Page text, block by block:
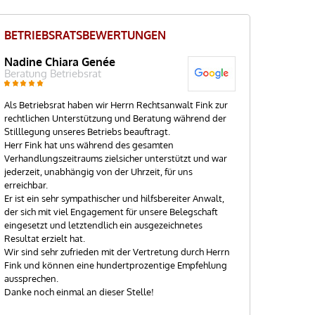
BETRIEBSRATSBEWERTUNGEN
Nadine Chiara Genée
Beratung Betriebsrat
Als Betriebsrat haben wir Herrn Rechtsanwalt Fink zur
rechtlichen Unterstützung und Beratung während der
Stilllegung unseres Betriebs beauftragt.
Herr Fink hat uns während des gesamten
Verhandlungszeitraums zielsicher unterstützt und war
jederzeit, unabhängig von der Uhrzeit, für uns
erreichbar.
Er ist ein sehr sympathischer und hilfsbereiter Anwalt,
der sich mit viel Engagement für unsere Belegschaft
eingesetzt und letztendlich ein ausgezeichnetes
Resultat erzielt hat.
Wir sind sehr zufrieden mit der Vertretung durch Herrn
Fink und können eine hundertprozentige Empfehlung
aussprechen.
Danke noch einmal an dieser Stelle!